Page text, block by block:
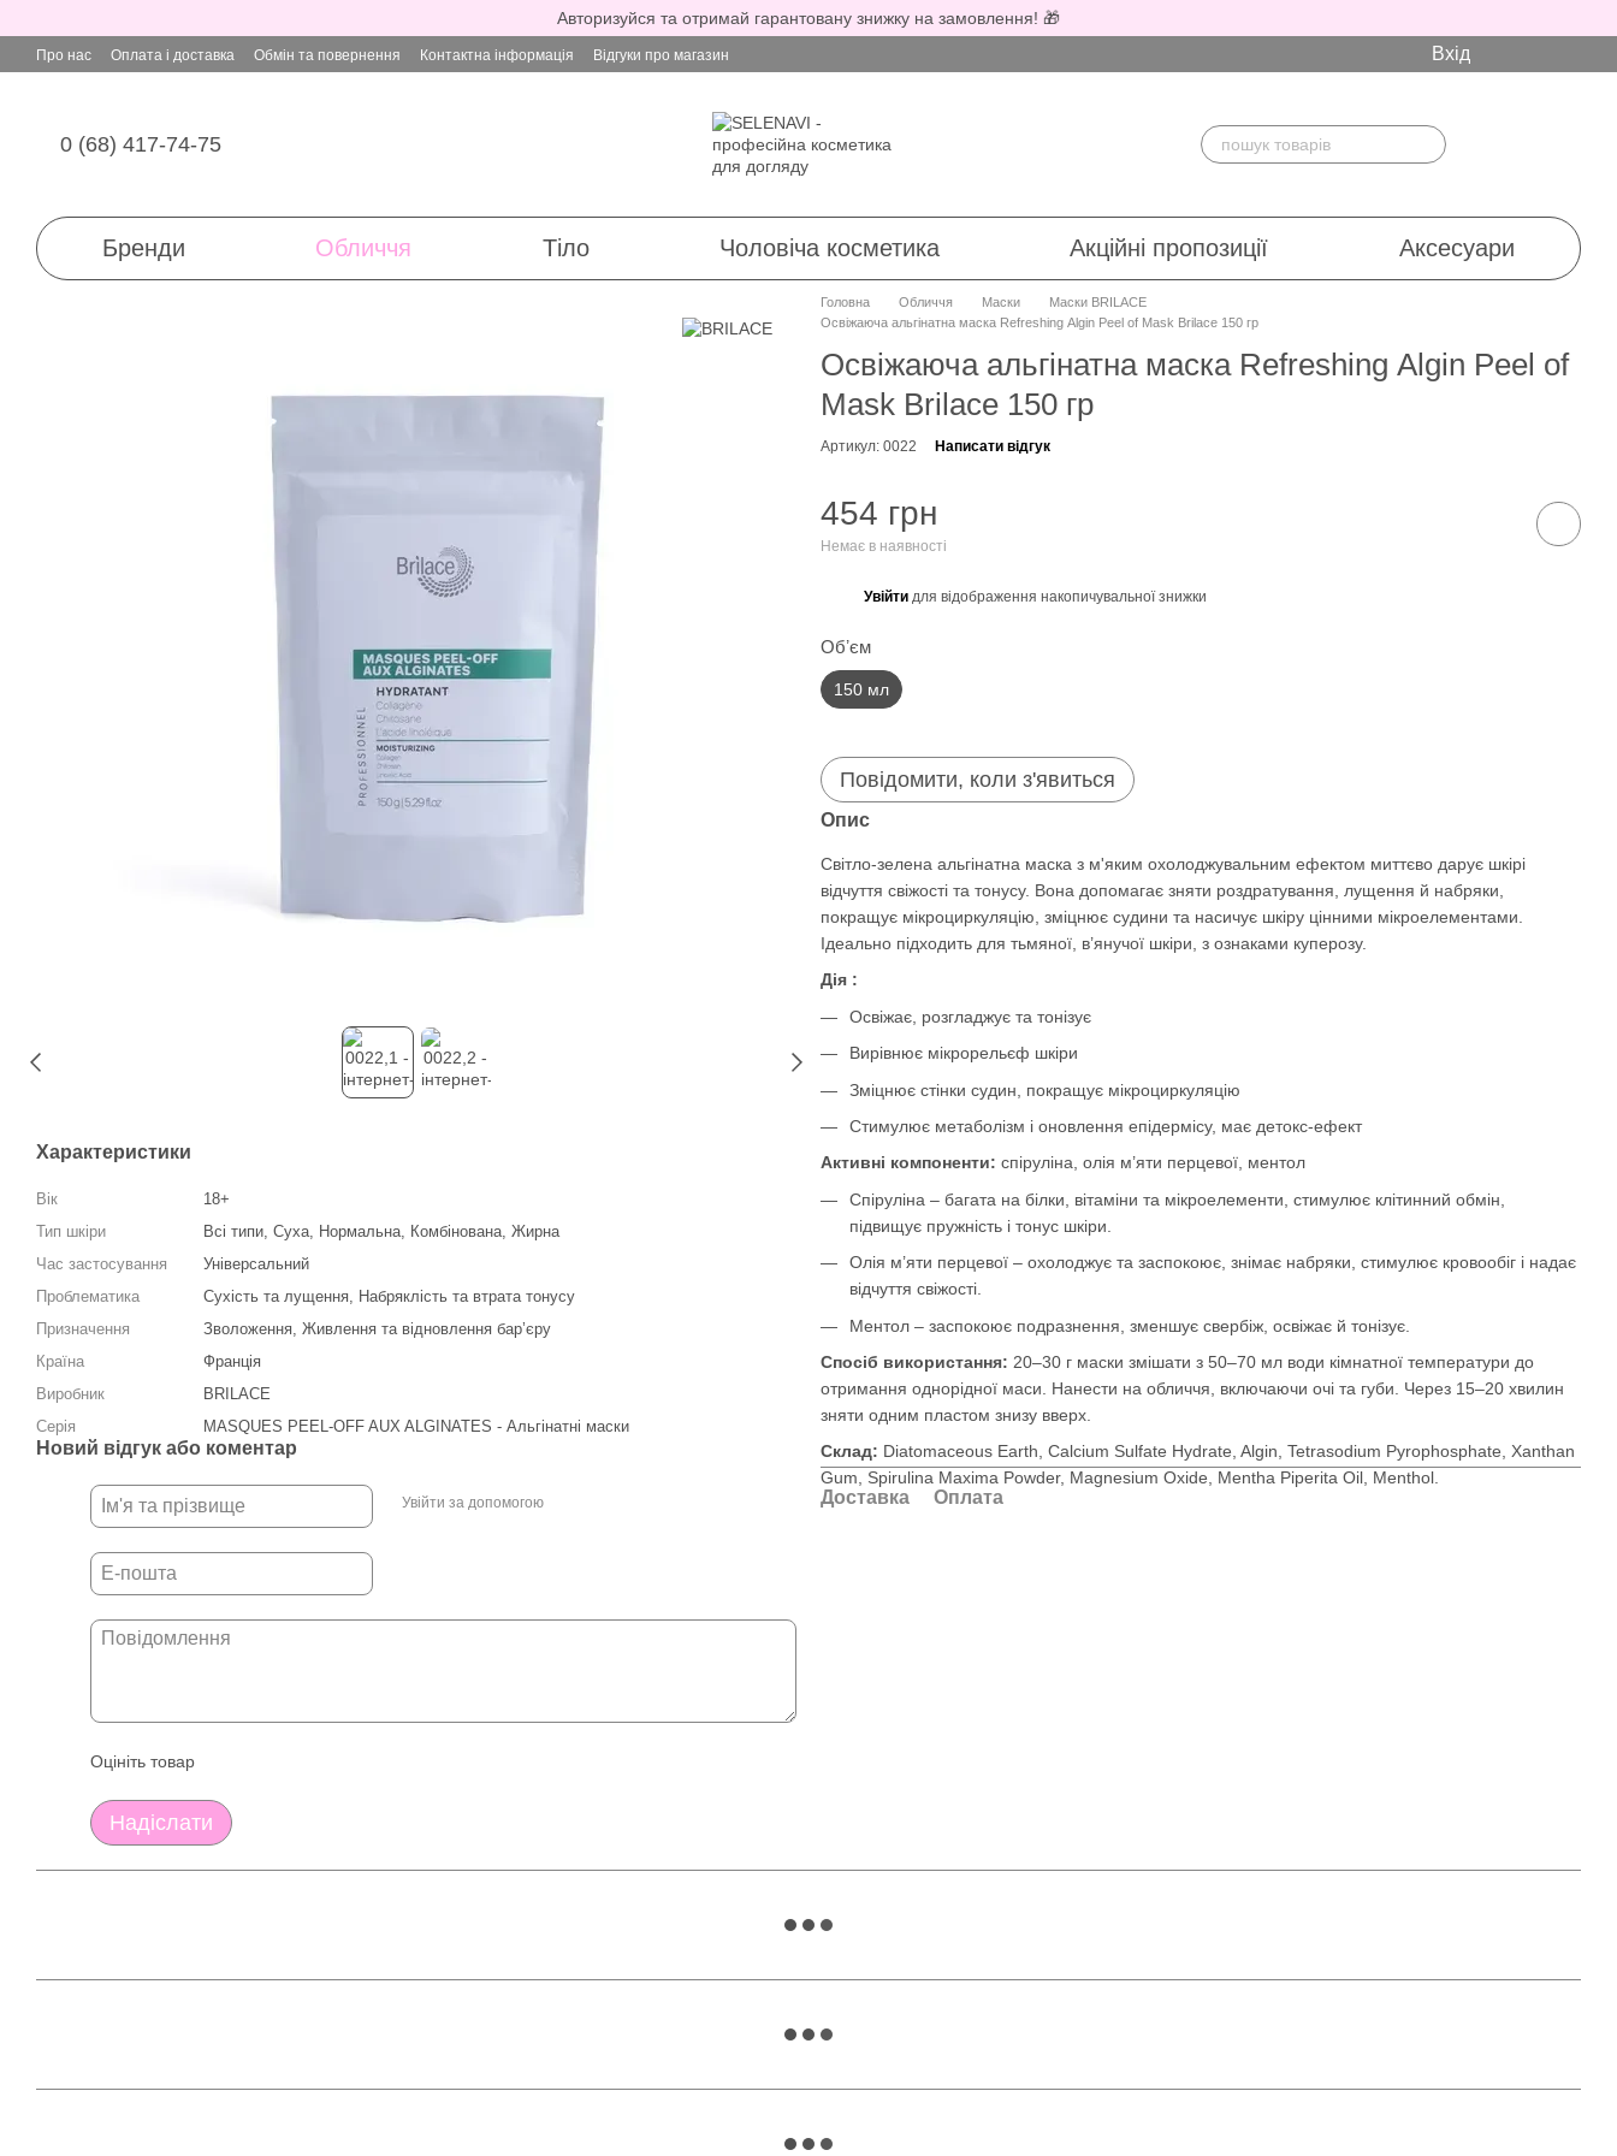
Авторизуйся та отримай гарантовану знижку на замовлення! 🎁
Про нас Оплата і доставка Обмін та повернення Контактна інформація Відгуки про магазин Вхід
0 (68) 417-74-75
Бренди Обличчя Тіло Чоловіча косметика Акційні пропозиції Аксесуари
Характеристики
Вік
18+
Тип шкіри
Всі типи, Суха, Нормальна, Комбінована, Жирна
Час застосування
Універсальний
Проблематика
Сухість та лущення, Набряклість та втрата тонусу
Призначення
Зволоження, Живлення та відновлення бар’єру
Країна
Франція
Виробник
BRILACE
Серія
MASQUES PEEL-OFF AUX ALGINATES - Альгінатні маски
Новий відгук або коментар
Увійти за допомогою
Оцініть товар
Надіслати
Головна Обличчя Маски
Маски BRILACE
Освіжаюча альгінатна маска Refreshing Аlgin Рeel of Мask Brilace 150 гр
Освіжаюча альгінатна маска Refreshing Аlgin Рeel of
Мask Brilace 150 гр
Артикул: 0022 Написати відгук
454 грн
Немає в наявності
Увійти для відображення накопичувальної знижки
Обʼєм
150 мл
Повідомити, коли з'явиться
Опис
Світло-зелена альгінатна маска з м'яким охолоджувальним ефектом миттєво дарує шкірі
відчуття свіжості та тонусу. Вона допомагає зняти роздратування, лущення й набряки,
покращує мікроциркуляцію, зміцнює судини та насичує шкіру цінними мікроелементами.
Ідеально підходить для тьмяної, в’янучої шкіри, з ознаками куперозу.
Дія :
Освіжає, розгладжує та тонізує
Вирівнює мікрорельєф шкіри
Зміцнює стінки судин, покращує мікроциркуляцію
Стимулює метаболізм і оновлення епідермісу, має детокс-ефект
Активні компоненти: спіруліна, олія м’яти перцевої, ментол
Спіруліна – багата на білки, вітаміни та мікроелементи, стимулює клітинний обмін,
підвищує пружність і тонус шкіри.
Олія м’яти перцевої – охолоджує та заспокоює, знімає набряки, стимулює кровообіг і надає
відчуття свіжості.
Ментол – заспокоює подразнення, зменшує свербіж, освіжає й тонізує.
Спосіб використання: 20–30 г маски змішати з 50–70 мл води кімнатної температури до
отримання однорідної маси. Нанести на обличчя, включаючи очі та губи. Через 15–20 хвилин
зняти одним пластом знизу вверх.
Склад: Diatomaceous Earth, Calcium Sulfate Hydrate, Algin, Tetrasodium Pyrophosphate, Xanthan
Gum, Spirulina Maxima Powder, Magnesium Oxide, Mentha Piperita Oil, Menthol.
Доставка Оплата